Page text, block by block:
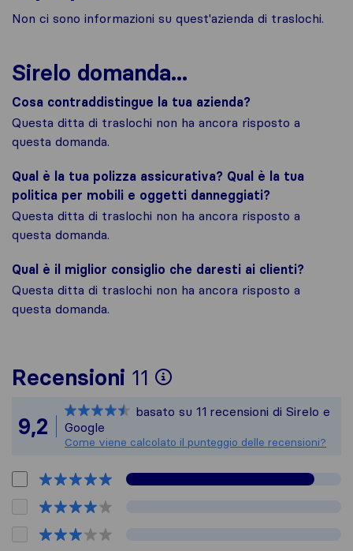
Non ci sono informazioni su quest'azienda di traslochi.
Sirelo domanda...
Cosa contraddistingue la tua azienda?
Questa ditta di traslochi non ha ancora risposto a
questa domanda.
Qual è la tua polizza assicurativa? Qual è la tua
politica per mobili e oggetti danneggiati?
Questa ditta di traslochi non ha ancora risposto a
questa domanda.
Qual è il miglior consiglio che daresti ai clienti?
Questa ditta di traslochi non ha ancora risposto a
questa domanda.
Recensioni 11
Per avere un
Tutte le
9,2
basato su 11 recensioni di Sirelo e
Google
Come viene calcolato il punteggio delle recensioni?